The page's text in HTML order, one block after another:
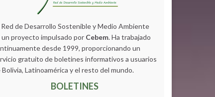
Red de Desarrollo Sostenible y Medio Ambiente
un proyecto impulsado por Cebem. Ha trabajado
desde 1999, proporcionando un
gratuito de boletines informativos a usuarios
Bolivia, Latinoamérica y el resto del mundo.
BOLETINES